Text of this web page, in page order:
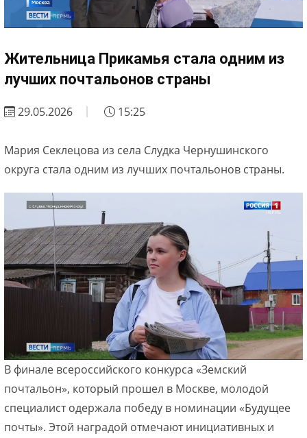
Жительница Прикамья стала одним из
лучших почтальонов страны
29.05.2026 15:25
Мария Секлецова из села Слудка Чернушинского
округа стала одним из лучших почтальонов страны.
В финале всероссийского конкурса «Земский
почтальон», который прошел в Москве, молодой
специалист одержала победу в номинации «Будущее
почты». Этой наградой отмечают инициативных и